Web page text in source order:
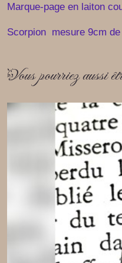
Marque-page en laiton
Scorpion mesure 9cm
Vous pourriez aussi